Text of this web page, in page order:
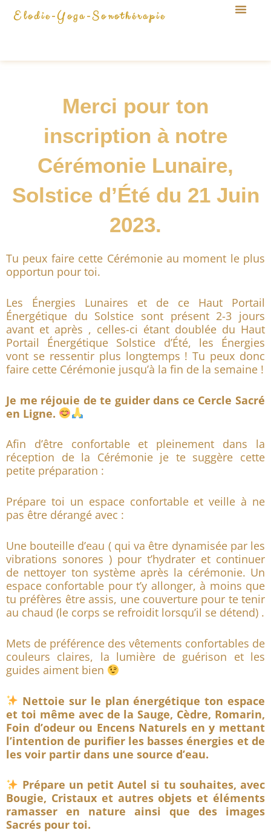
Elodie-Yoga-Sonothérapie
Merci pour ton
inscription à notre
Cérémonie Lunaire,
Solstice d’Été du 21 Juin
2023.
Tu peux faire cette Cérémonie au moment le plus
opportun pour toi.
Les Énergies Lunaires et de ce Haut Portail
Énergétique du Solstice sont présent 2-3 jours
avant et après , celles-ci étant doublée du Haut
Portail Énergétique Solstice d’Été, les Énergies
vont se ressentir plus longtemps ! Tu peux donc
faire cette Cérémonie jusqu’à la fin de la semaine !
Je me réjouie de te guider dans ce Cercle Sacré
en Ligne.
Afin d’être confortable et pleinement dans la
réception de la Cérémonie je te suggère cette
petite préparation :
Prépare toi un espace confortable et veille à ne
pas être dérangé avec :
Une bouteille d’eau ( qui va être dynamisée par les
vibrations sonores ) pour t’hydrater et continuer
de nettoyer ton système après la cérémonie. Un
espace confortable pour t’y allonger, à moins que
tu préfères être assis, une couverture pour te tenir
au chaud (le corps se refroidit lorsqu’il se détend) .
Mets de préférence des vêtements confortables de
couleurs claires, la lumière de guérison et les
guides aiment bien
Nettoie sur le plan énergétique ton espace
et toi même avec de la Sauge, Cèdre, Romarin,
Foin d’odeur ou Encens Naturels en y mettant
l’intention de purifier les basses énergies et de
les voir partir dans une source d’eau.
Prépare un petit Autel si tu souhaites, avec
Bougie, Cristaux et autres objets et éléments
ramasser en nature ainsi que des images
Sacrés pour toi.